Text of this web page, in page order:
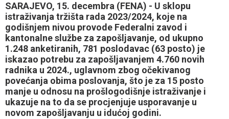
SARAJEVO, 15. decembra (FENA) - U sklopu
istraživanja tržišta rada 2023/2024, koje na
godišnjem nivou provode Federalni zavod i
kantonalne službe za zapošljavanje, od ukupno
1.248 anketiranih, 781 poslodavac (63 posto) je
iskazao potrebu za zapošljavanjem 4.760 novih
radnika u 2024., uglavnom zbog očekivanog
povećanja obima poslovanja, što je za 15 posto
manje u odnosu na prošlogodišnje istraživanje i
ukazuje na to da se procjenjuje usporavanje u
novom zapošljavanju u idućoj godini.